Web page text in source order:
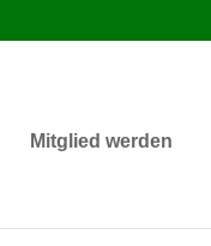
Mitglied werden